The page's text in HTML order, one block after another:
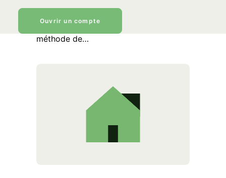
Ouvrir un compte
Vous avez peut-être déjà entendu
parler du « cash stuffing ». Cette
méthode de…